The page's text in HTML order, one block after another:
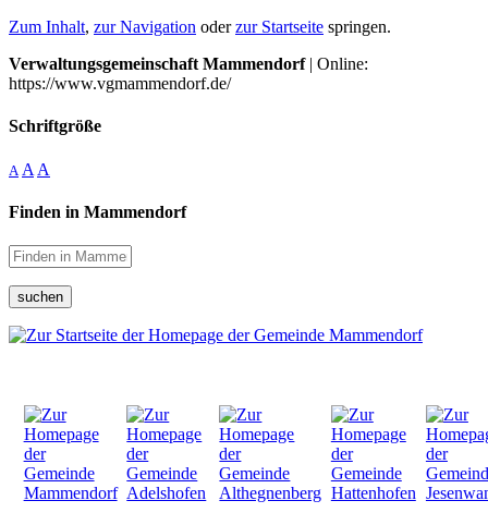
Zum Inhalt, zur Navigation oderzur Startseite springen.
Verwaltungsgemeinschaft Mammendorf| Online:
https://www.vgmammendorf.de/
Schriftgröße
A A A
Finden in Mammendorf
suchen